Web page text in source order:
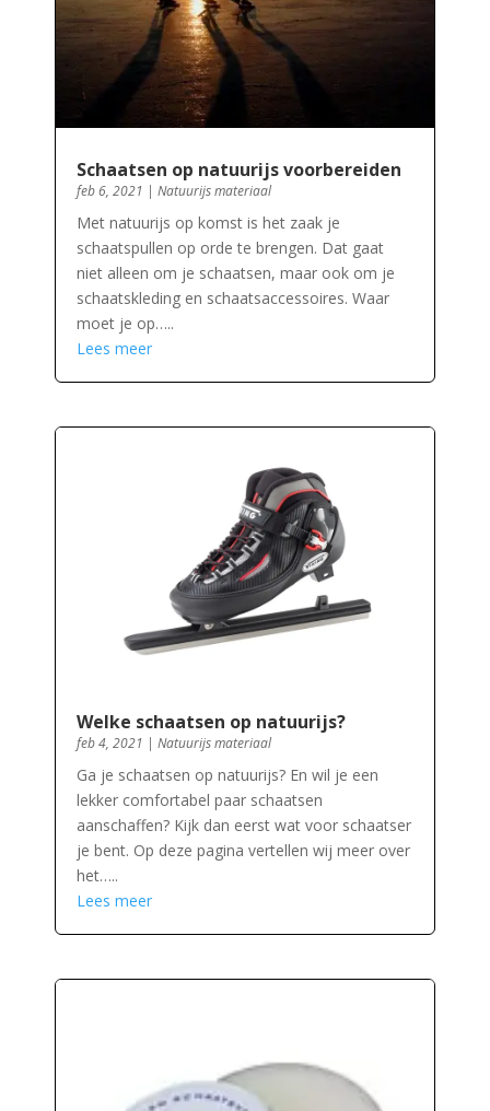
Schaatsen op natuurijs voorbereiden
feb 6, 2021 | Natuurijs materiaal
Met natuurijs op komst is het zaak je
schaatspullen op orde te brengen. Dat gaat
niet alleen om je schaatsen, maar ook om je
schaatskleding en schaatsaccessoires. Waar
moet je op…..
Lees meer
Welke schaatsen op natuurijs?
feb 4, 2021 | Natuurijs materiaal
Ga je schaatsen op natuurijs? En wil je een
lekker comfortabel paar schaatsen
aanschaffen? Kijk dan eerst wat voor schaatser
je bent. Op deze pagina vertellen wij meer over
het…..
Lees meer